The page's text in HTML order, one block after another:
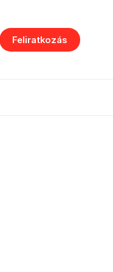
Feliratkozás